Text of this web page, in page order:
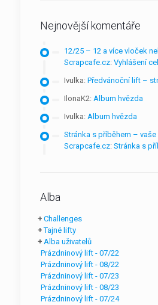
Nejnovější komentáře
12/25 – 12 a více vloček
Scrapcafe.cz: Vyhlášení
Ivulka: Předvánoční lift –
IlonaK2: Album hvězda
Ivulka: Album hvězda
Stránka s příběhem –
Scrapcafe.cz: Stránka s
Alba
+ Challenges
+Tajné lifty
+ Alba uživatelů
Prázdninový lift - 07/22
Prázdninový lift - 08/22
Prázdninový lift - 07/23
Prázdninový lift - 08/23
Prázdninový lift - 07/24